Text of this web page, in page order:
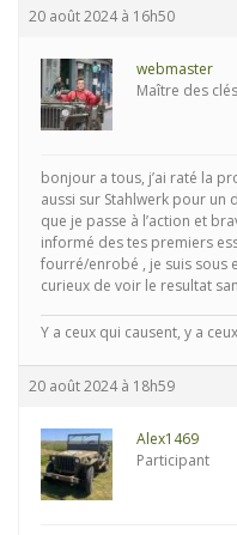
20 août 2024 à 16h50
webmaster
Maître des clés
bonjour a tous, j’ai raté la
aussi sur Stahlwerk pour
que je passe à l’action et
informé des tes premiers
fourré/enrobé , je suis sous
curieux de voir le resultat
Y a ceux qui causent, y a
20 août 2024 à 18h59
Alex1469
Participant